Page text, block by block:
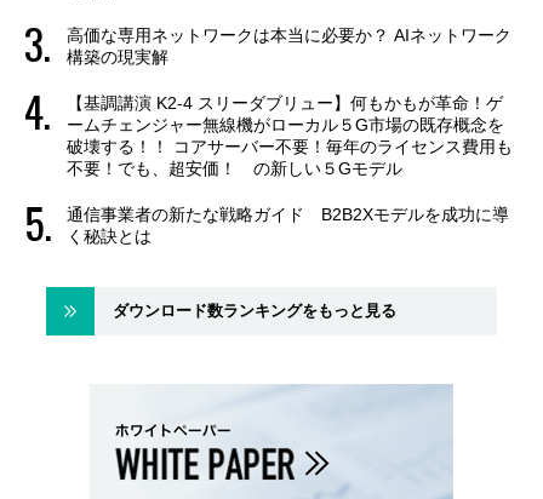
高価な専用ネットワークは本当に必要か？ AIネットワーク
構築の現実解
【基調講演 K2-4 スリーダブリュー】何もかもが革命！ゲ
ームチェンジャー無線機がローカル５G市場の既存概念を
破壊する！！ コアサーバー不要！毎年のライセンス費用も
不要！でも、超安価！ の新しい５Gモデル
通信事業者の新たな戦略ガイド B2B2Xモデルを成功に導
く秘訣とは
ダウンロード数ランキングをもっと見る